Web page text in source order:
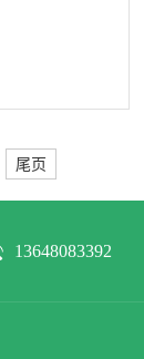
尾页
13648083392